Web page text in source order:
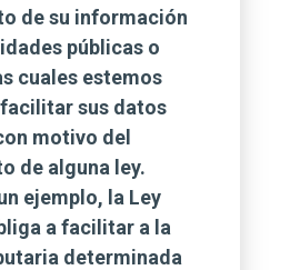
de su información
públicas o
cuales estemos
sus datos
motivo del
de alguna ley.
ejemplo, la Ley
a facilitar a la
determinada